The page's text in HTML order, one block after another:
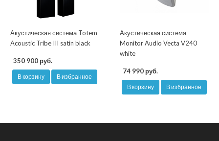
Акустическая система Totem
Acoustic Tribe III satin black
350 900 руб.
В корзину В избранное
Акустическая система
Monitor Audio Vecta V240
white
74 990 руб.
В корзину В избранное